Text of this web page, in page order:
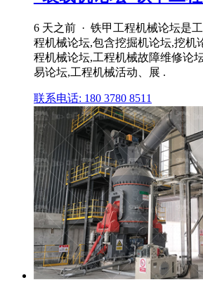
6 天之前 · 铁甲工程机械论坛是
程机械论坛,包含挖掘机论坛,挖机
程机械论坛,工程机械故障维修论
易论坛,工程机械活动、展 .
联系电话: 180 3780 8511